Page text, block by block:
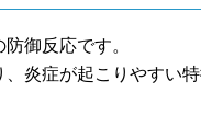
御反応です。
、炎症が起こりやすい